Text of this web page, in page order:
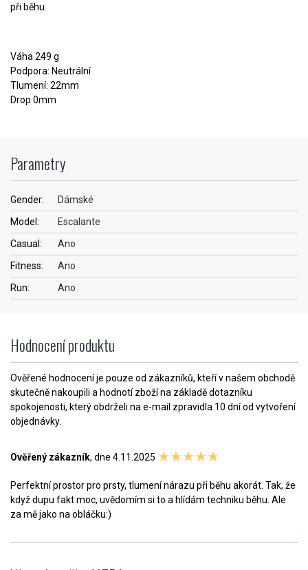
při běhu.
Váha 249 g
Podpora: Neutrální
Tlumení: 22mm
Drop 0mm
Parametry
Gender:
Dámské
Model:
Escalante
Casual:
Ano
Fitness:
Ano
Run:
Ano
Hodnocení produktu
Ověřené hodnocení je pouze od zákazníků, kteří v našem obchodě
skutečně nakoupili a hodnotí zboží na základě dotazníku
spokojenosti, který obdrželi na e-mail zpravidla 10 dní od vytvoření
objednávky.
Ověřený zákazník, dne 4.11.2025
Perfektní prostor pro prsty, tlumení nárazu při běhu akorát. Tak, že
když dupu fakt moc, uvědomím si to a hlídám techniku běhu. Ale
za mě jako na obláčku:)